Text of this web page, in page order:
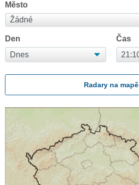
Město
Den Čas
Radary na mapě